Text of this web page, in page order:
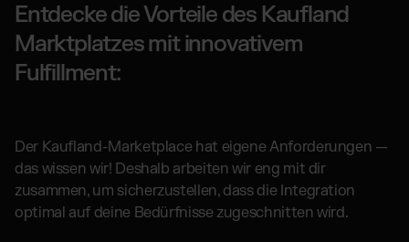
Entdecke die Vorteile des Kaufland
Marktplatzes mit innovativem
Fulfillment:
Der Kaufland-Marketplace hat eigene Anforderungen —
das wissen wir! Deshalb arbeiten wir eng mit dir
zusammen, um sicherzustellen, dass die Integration
optimal auf deine Bedürfnisse zugeschnitten wird.